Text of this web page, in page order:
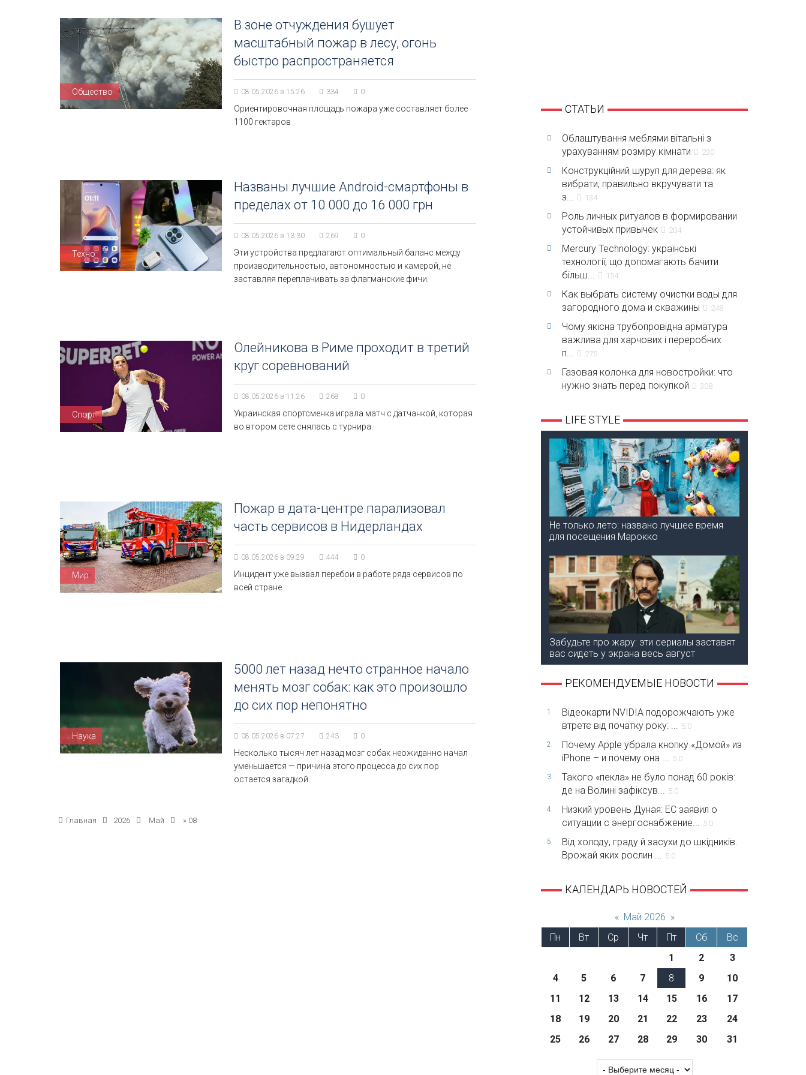
Общество
В зоне отчуждения бушует
масштабный пожар в лесу, огонь
быстро распространяется
08.05.2026 в 15:26 334 0
Ориентировочная площадь пожара уже составляет более
1100 гектаров
Техно
Названы лучшие Android-смартфоны в
пределах от 10 000 до 16 000 грн
08.05.2026 в 13:30 269 0
Эти устройства предлагают оптимальный баланс между
производительностью, автономностью и камерой, не
заставляя переплачивать за флагманские фичи.
Спорт
Олейникова в Риме проходит в третий
круг соревнований
08.05.2026 в 11:26 268 0
Украинская спортсменка играла матч с датчанкой, которая
во втором сете снялась с турнира.
Мир
Пожар в дата-центре парализовал
часть сервисов в Нидерландах
08.05.2026 в 09:29 444 0
Инцидент уже вызвал перебои в работе ряда сервисов по
всей стране.
Наука
5000 лет назад нечто странное начало
менять мозг собак: как это произошло
до сих пор непонятно
08.05.2026 в 07:27 243 0
Несколько тысяч лет назад мозг собак неожиданно начал
уменьшается — причина этого процесса до сих пор
остается загадкой.
Главная 2026 Май » 08
СТАТЬИ
Облаштування меблями вітальні з
урахуванням розміру кімнати
230
Конструкційний шуруп для дерева: як
вибрати, правильно вкручувати та
з...
134
Роль личных ритуалов в формировании
устойчивых привычек
204
Mercury Technology: українські
технології, що допомагають бачити
більш...
154
Как выбрать систему очистки воды для
загородного дома и скважины
248
Чому якісна трубопровідна арматура
важлива для харчових і переробних
п...
275
Газовая колонка для новостройки: что
нужно знать перед покупкой
308
LIFE STYLE
Не только лето: названо лучшее время
для посещения Марокко
Забудьте про жару: эти сериалы заставят
вас сидеть у экрана весь август
РЕКОМЕНДУЕМЫЕ НОВОСТИ
1.
Відеокарти NVIDIA подорожчають уже
втретє від початку року: ...
5.0
2.
Почему Apple убрала кнопку «Домой» из
iPhone – и почему она ...
5.0
3.
Такого «пекла» не було понад 60 років:
де на Волині зафіксув...
5.0
4.
Низкий уровень Дуная: ЕС заявил о
ситуации с энергоснабжение...
5.0
5.
Від холоду, граду й засухи до шкідників.
Врожай яких рослин ...
5.0
КАЛЕНДАРЬ НОВОСТЕЙ
« Май 2026 »
Пн
Вт Ср Чт Пт Сб
Вс
1
2
3
4
5 6 7 8 9
10
11
12 13 14 15 16
17
18
19 20 21 22 23
24
25
26 27 28 29 30 31